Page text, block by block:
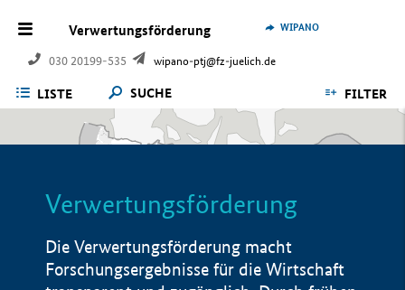
Verwertungsförderung
030 20199-535 wipano-ptj@fz-juelich.de
WIPANO
LISTE SUCHE FILTER
Verwertungsförderung
Die Verwertungsförderung macht
Forschungsergebnisse für die Wirtschaft